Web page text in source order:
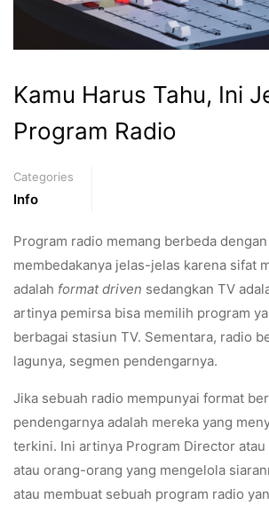
Kamu Harus Tahu, Ini
Program Radio
Categories
Info
Program radio memang berbeda
membedakanya jelas-jelas karena sifat
adalah format driven sedangkan TV
artinya pemirsa bisa memilih program
berbagai stasiun TV. Sementara, radio
lagunya, segmen pendengarnya.
Jika sebuah radio mempunyai format
pendengarnya adalah mereka yang
terkini. Ini artinya Program Director atau
atau orang-orang yang mengelola
atau membuat sebuah program radio